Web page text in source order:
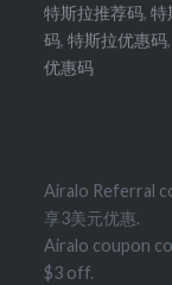
特斯拉推荐码,特
码,特斯拉优惠码
优惠码
Airalo Referral
享3美元优惠.
Airalo coupon
$3 off.